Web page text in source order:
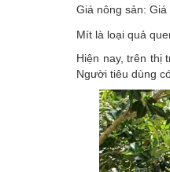
Giá nông sản:
Mít là loại quả
Hiện nay, trên thị
Người tiêu dùng